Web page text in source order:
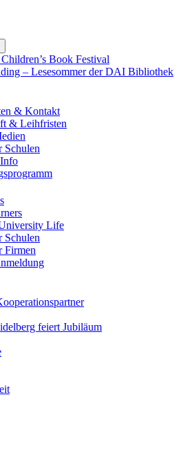
submenu
Book Festival
– Lesesommer der DAI Bibliothek
& Kontakt
& Leihfristen
Schulen
Life
Schulen
Firmen
feiert Jubiläum